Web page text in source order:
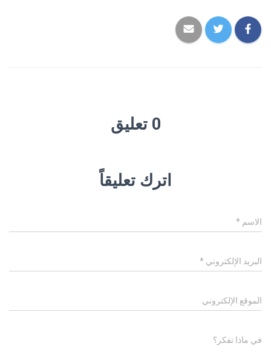
0 تعليق
اترك تعليقاً
الاسم *
البريد الإلكتروني *
الموقع الإلكتروني
في ماذا تفكر؟